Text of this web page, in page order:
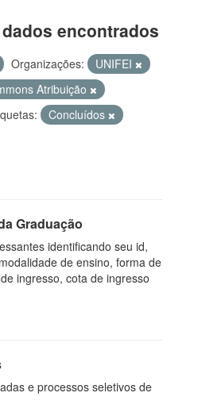
encontrados
Organizações:
UNIFEI
Atribuição
Concluídos
Graduação
identificando seu id,
de ensino, forma de
ingresso, cota de ingresso
e processos seletivos de